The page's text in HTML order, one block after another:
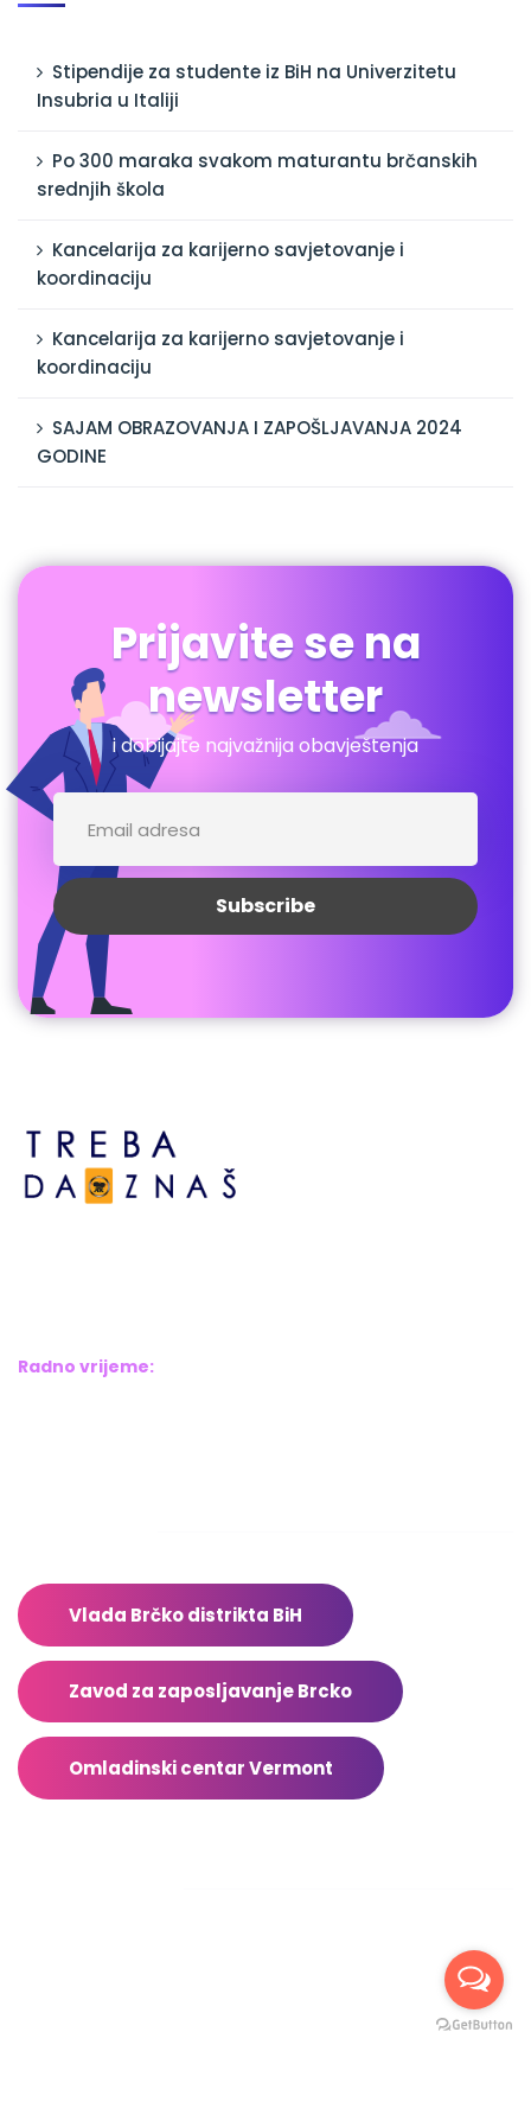
Stipendije za studente iz BiH na Univerzitetu
Insubria u Italiji
Po 300 maraka svakom maturantu brčanskih
srednjih škola
Kancelarija za karijerno savjetovanje i
koordinaciju
Kancelarija za karijerno savjetovanje i
koordinaciju
SAJAM OBRAZOVANJA I ZAPOŠLJAVANJA 2024
GODINE
Prijavite se na
newsletter
i dobijajte najvažnija obavještenja
Radno vrijeme:
Vlada Brčko distrikta BiH
Zavod za zaposljavanje Brcko
Omladinski centar Vermont